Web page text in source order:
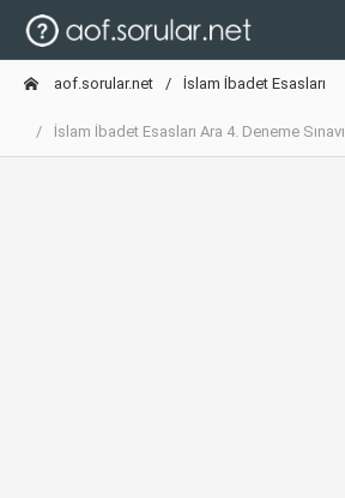
aof.sorular.net İslam İbadet Esasları
İslam İbadet Esasları Ara 4. Deneme Sınavı